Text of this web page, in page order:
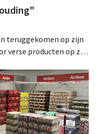
teruggekomen op zijn
verse producten op zijn
goed